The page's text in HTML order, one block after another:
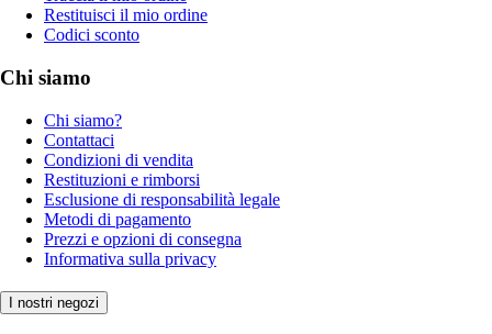
Restituisci il mio ordine
Codici sconto
Chi siamo
Chi siamo?
Contattaci
Condizioni di vendita
Restituzioni e rimborsi
Esclusione di responsabilità legale
Metodi di pagamento
Prezzi e opzioni di consegna
Informativa sulla privacy
I nostri negozi